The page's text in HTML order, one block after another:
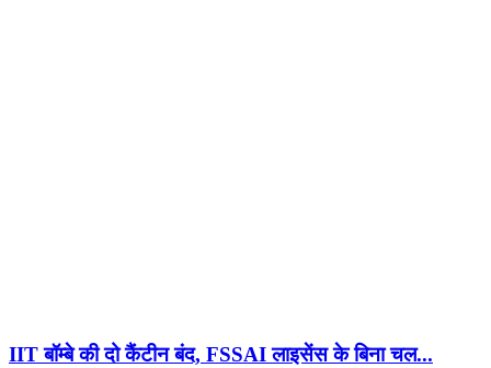
IIT बॉम्बे की दो कैंटीन बंद, FSSAI लाइसेंस के बिना चल...